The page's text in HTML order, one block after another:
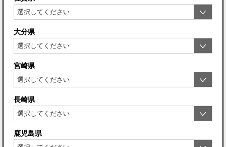
大分県
宮崎県
長崎県
鹿児島県